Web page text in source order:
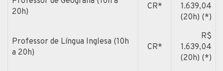
20h)
CR*
1.639,04
(20h) (*)
Professor de Língua Inglesa (10h
a 20h)
CR*
R$
1.639,04
(20h) (*)